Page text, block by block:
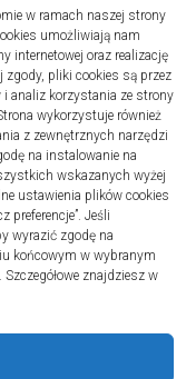
w ramach naszej strony
umożliwiają nam
internetowej oraz realizację
pliki cookies są przez
analiz korzystania ze strony
wykorzystuje również
z zewnętrznych narzędzi
na instalowanie na
wskazanych wyżej
ustawienia plików cookies
preferencje”. Jeśli
wyrazić zgodę na
końcowym w wybranym
znajdziesz w
noclegów
przywrócić